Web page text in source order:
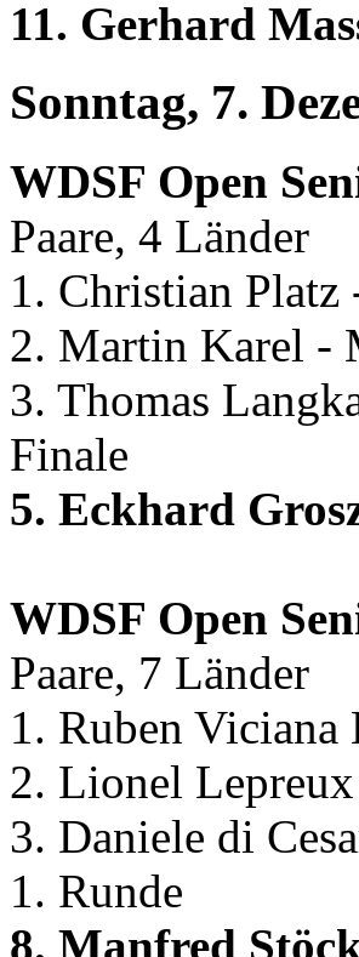
11. Gerhard
Sonntag, 7.
WDSF Open
Paare, 4 Länder
1. Christian
2. Martin Karel -
3. Thomas
Finale
5. Eckhard
WDSF Open
Paare, 7 Länder
1. Ruben
2. Lionel
3. Daniele di
1. Runde
8. Manfred